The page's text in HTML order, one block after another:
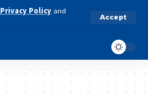
Privacy Policy and
Accept